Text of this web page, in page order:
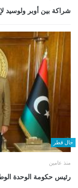
شراكة بين أوبر ولوسيد
حال قطر
منذ عامين
رئيس حكومة الوحدة